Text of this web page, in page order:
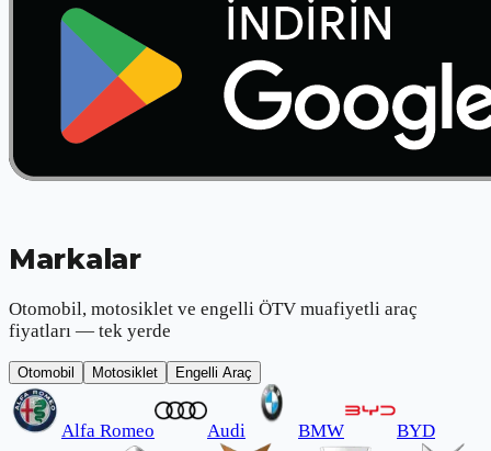
Markalar
Otomobil, motosiklet ve engelli ÖTV muafiyetli araç
fiyatları — tek yerde
Otomobil Motosiklet Engelli Araç
Alfa Romeo Audi BMW BYD